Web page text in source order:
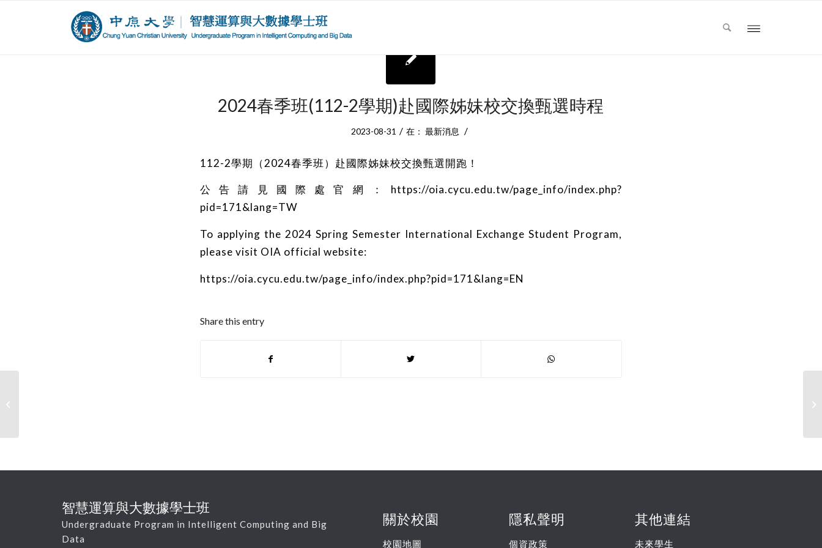
2024春季班(112-2學期)赴國際姊妹校交換甄選時程
2023-08-31 / 在： 最新消息 /
112-2學期（2024春季班）赴國際姊妹校交換甄選開跑！
公告請見國際處官網： https://oia.cycu.edu.tw/page_info/index.php?
pid=171&lang=TW
To applying the 2024 Spring Semester International Exchange Student Program,
please visit OIA official website:
https://oia.cycu.edu.tw/page_info/index.php?pid=171&lang=EN
Share this entry
智慧運算與大數據學士班
Undergraduate Program in Intelligent Computing and Big
Data
關於校園
校園地圖
隱私聲明
個資政策
其他連結
未來學生